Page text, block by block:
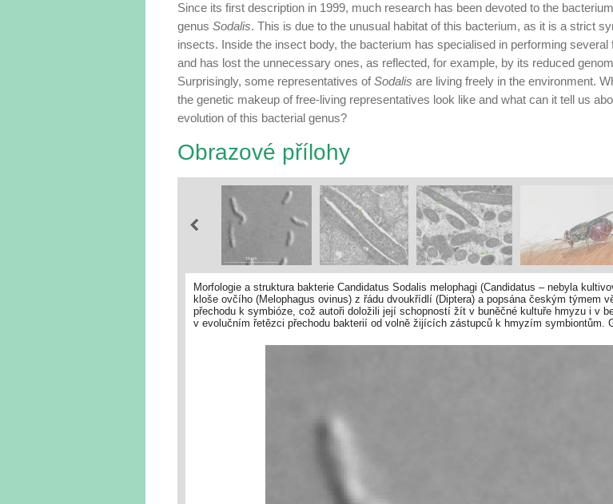
Since its first description in 1999, much research has been devoted to the
genus Sodalis. This is due to the unusual habitat of this bacterium, as it is a strict
insects. Inside the insect body, the bacterium has specialised in performing several
and has lost the unnecessary ones, as reflected, for example, by its reduced
Surprisingly, some representatives ofSodalis are living freely in the environment.
the genetic makeup of free-living representatives look like and what can it tell us
evolution of this bacterial genus?
Obrazové přílohy
Morfologie a struktura bakterie Candidatus Sodalis melophagi (Candidatus – nebyla
kloše ovčího (Melophagus ovinus) z řádu dvoukřídlí (Diptera) a popsána českým týmem
přechodu k symbióze, což autoři doložili její schopností žít v buněčné kultuře hmyzu i v
v evolučním řetězci přechodu bakterií od volně žijících zástupců k hmyzím symbiontům.
S. melophagi i bakteriálního symbionta z rodu Arsenophonus. In vitro kultura buněk